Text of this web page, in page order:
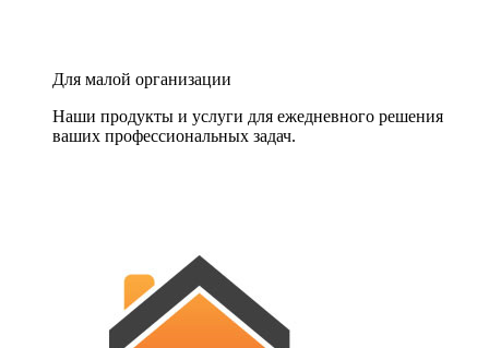
Для малой организации
Наши продукты и услуги для ежедневного решения
ваших профессиональных задач.